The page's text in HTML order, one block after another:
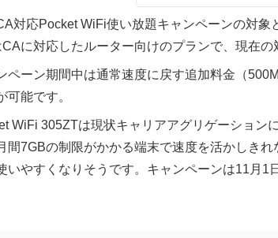
対応Pocket WiFi使い放題キャンペーンの対
CAに対応したルーター向けのプランで、現在
ペーン期間中は通常速度に戻す追加料金（
可能です。
WiFi 305ZTは現状キャリアアグリゲーション
間7GBの制限がかかる端末で速度を活かしき
いやすくなりそうです。キャンペーンは11月1